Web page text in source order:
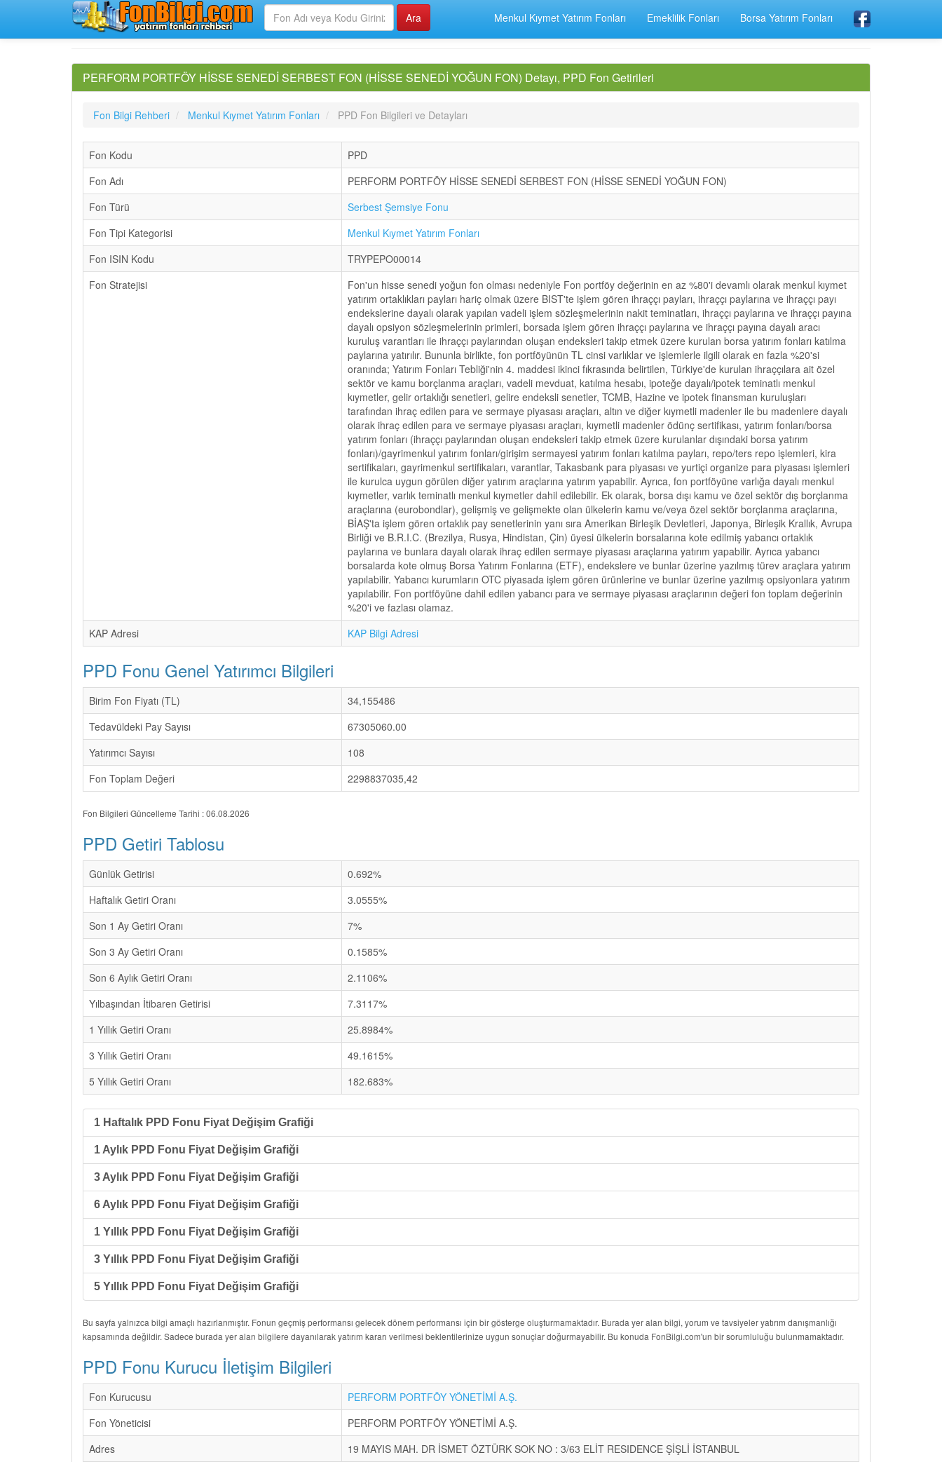
Menkul Kıymet Yatırım Fonları Emeklilik Fonları Borsa Yatırım Fonları
PERFORM PORTFÖY HİSSE SENEDİ SERBEST FON (HİSSE SENEDİ YOĞUN FON) Detayı, PPD Fon Getirileri
Fon Bilgi Rehberi Menkul Kıymet Yatırım Fonları PPD Fon Bilgileri ve Detayları
Fon Kodu
PPD
Fon Adı
PERFORM PORTFÖY HİSSE SENEDİ SERBEST FON (HİSSE SENEDİ YOĞUN FON)
Fon Türü
Serbest Şemsiye Fonu
Fon Tipi Kategorisi
Menkul Kıymet Yatırım Fonları
Fon ISIN Kodu
TRYPEPO00014
Fon Stratejisi
Fon'un hisse senedi yoğun fon olması nedeniyle Fon portföy değerinin en az %80'i devamlı olarak menkul kıymet
yatırım ortaklıkları payları hariç olmak üzere BIST'te işlem gören ihraççı payları, ihraççı paylarına ve ihraççı payı
endekslerine dayalı olarak yapılan vadeli işlem sözleşmelerinin nakit teminatları, ihraççı paylarına ve ihraççı payına
dayalı opsiyon sözleşmelerinin primleri, borsada işlem gören ihraççı paylarına ve ihraççı payına dayalı aracı
kuruluş varantları ile ihraççı paylarından oluşan endeksleri takip etmek üzere kurulan borsa yatırım fonları katılma
paylarına yatırılır. Bununla birlikte, fon portföyünün TL cinsi varlıklar ve işlemlerle ilgili olarak en fazla %20'si
oranında; Yatırım Fonları Tebliği'nin 4. maddesi ikinci fıkrasında belirtilen, Türkiye'de kurulan ihraççılara ait özel
sektör ve kamu borçlanma araçları, vadeli mevduat, katılma hesabı, ipoteğe dayalı/ipotek teminatlı menkul
kıymetler, gelir ortaklığı senetleri, gelire endeksli senetler, TCMB, Hazine ve ipotek finansman kuruluşları
tarafından ihraç edilen para ve sermaye piyasası araçları, altın ve diğer kıymetli madenler ile bu madenlere dayalı
olarak ihraç edilen para ve sermaye piyasası araçları, kıymetli madenler ödünç sertifikası, yatırım fonları/borsa
yatırım fonları (ihraççı paylarından oluşan endeksleri takip etmek üzere kurulanlar dışındaki borsa yatırım
fonları)/gayrimenkul yatırım fonları/girişim sermayesi yatırım fonları katılma payları, repo/ters repo işlemleri, kira
sertifikaları, gayrimenkul sertifikaları, varantlar, Takasbank para piyasası ve yurtiçi organize para piyasası işlemleri
ile kurulca uygun görülen diğer yatırım araçlarına yatırım yapabilir. Ayrıca, fon portföyüne varlığa dayalı menkul
kıymetler, varlık teminatlı menkul kıymetler dahil edilebilir. Ek olarak, borsa dışı kamu ve özel sektör dış borçlanma
araçlarına (eurobondlar), gelişmiş ve gelişmekte olan ülkelerin kamu ve/veya özel sektör borçlanma araçlarına,
BİAŞ'ta işlem gören ortaklık pay senetlerinin yanı sıra Amerikan Birleşik Devletleri, Japonya, Birleşik Krallık, Avrupa
Birliği ve B.R.I.C. (Brezilya, Rusya, Hindistan, Çin) üyesi ülkelerin borsalarına kote edilmiş yabancı ortaklık
paylarına ve bunlara dayalı olarak ihraç edilen sermaye piyasası araçlarına yatırım yapabilir. Ayrıca yabancı
borsalarda kote olmuş Borsa Yatırım Fonlarına (ETF), endekslere ve bunlar üzerine yazılmış türev araçlara yatırım
yapılabilir. Yabancı kurumların OTC piyasada işlem gören ürünlerine ve bunlar üzerine yazılmış opsiyonlara yatırım
yapılabilir. Fon portföyüne dahil edilen yabancı para ve sermaye piyasası araçlarının değeri fon toplam değerinin
%20'i ve fazlası olamaz.
KAP Adresi
KAP Bilgi Adresi
PPD Fonu Genel Yatırımcı Bilgileri
Birim Fon Fiyatı (TL)
34,155486
Tedavüldeki Pay Sayısı
67305060.00
Yatırımcı Sayısı
108
Fon Toplam Değeri
2298837035,42
Fon Bilgileri Güncelleme Tarihi : 06.08.2026
PPD Getiri Tablosu
Günlük Getirisi
0.692%
Haftalık Getiri Oranı
3.0555%
Son 1 Ay Getiri Oranı
7%
Son 3 Ay Getiri Oranı
0.1585%
Son 6 Aylık Getiri Oranı
2.1106%
Yılbaşından İtibaren Getirisi
7.3117%
1 Yıllık Getiri Oranı
25.8984%
3 Yıllık Getiri Oranı
49.1615%
5 Yıllık Getiri Oranı
182.683%
1 Haftalık PPD Fonu Fiyat Değişim Grafiği
1 Aylık PPD Fonu Fiyat Değişim Grafiği
3 Aylık PPD Fonu Fiyat Değişim Grafiği
6 Aylık PPD Fonu Fiyat Değişim Grafiği
1 Yıllık PPD Fonu Fiyat Değişim Grafiği
3 Yıllık PPD Fonu Fiyat Değişim Grafiği
5 Yıllık PPD Fonu Fiyat Değişim Grafiği
Bu sayfa yalnızca bilgi amaçlı hazırlanmıştır. Fonun geçmiş performansı gelecek dönem performansı için bir gösterge oluşturmamaktadır. Burada yer alan bilgi, yorum ve tavsiyeler yatırım danışmanlığı
kapsamında değildir. Sadece burada yer alan bilgilere dayanılarak yatırım kararı verilmesi beklentilerinize uygun sonuçlar doğurmayabilir. Bu konuda FonBilgi.com'un bir sorumluluğu bulunmamaktadır.
PPD Fonu Kurucu İletişim Bilgileri
Fon Kurucusu
PERFORM PORTFÖY YÖNETİMİ A.Ş.
Fon Yöneticisi
PERFORM PORTFÖY YÖNETİMİ A.Ş.
Adres
19 MAYIS MAH. DR İSMET ÖZTÜRK SOK NO : 3/63 ELİT RESIDENCE ŞİŞLİ İSTANBUL